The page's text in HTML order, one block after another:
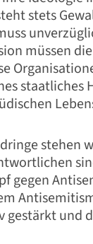
stets
müssen
staatliches
stehen
gegen
gestärkt und